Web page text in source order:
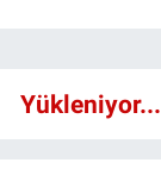
Yükleniyor...